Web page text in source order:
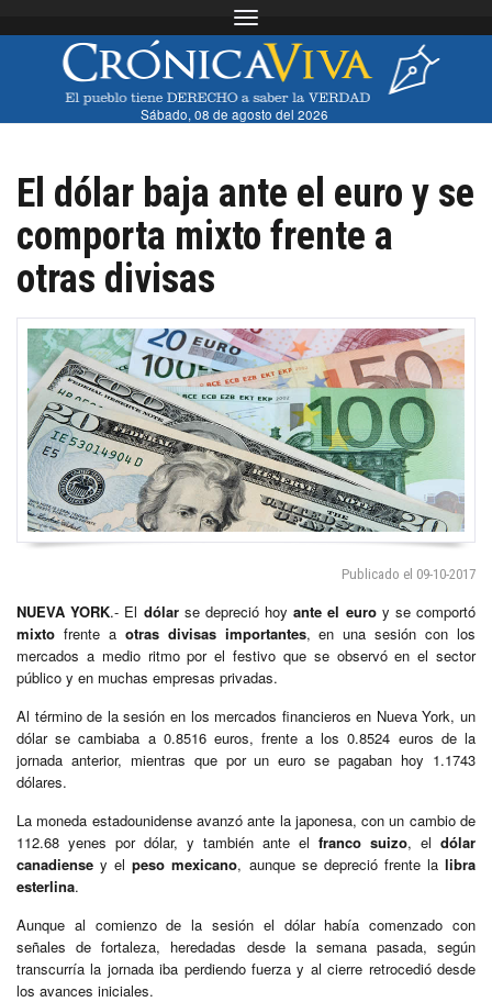
Toggle navigation
Sábado, 08 de agosto del 2026
El dólar baja ante el euro y se
comporta mixto frente a
otras divisas
Publicado el 09-10-2017
NUEVA YORK.- El dólarse depreció hoyante el euroy se comportó
mixto frente a otras divisas importantes, en una sesión con los
mercados a medio ritmo por el festivo que se observó en el sector
público y en muchas empresas privadas.
Al término de la sesión en los mercados financieros en Nueva York, un
dólar se cambiaba a 0.8516 euros, frente a los 0.8524 euros de la
jornada anterior, mientras que por un euro se pagaban hoy 1.1743
dólares.
La moneda estadounidense avanzó ante la japonesa, con un cambio de
112.68 yenes por dólar, y también ante el franco suizo, el dólar
canadiense y elpeso mexicano, aunque se depreció frente lalibra
esterlina.
Aunque al comienzo de la sesión el dólar había comenzado con
señales de fortaleza, heredadas desde la semana pasada, según
transcurría la jornada iba perdiendo fuerza y al cierre retrocedió desde
los avances iniciales.